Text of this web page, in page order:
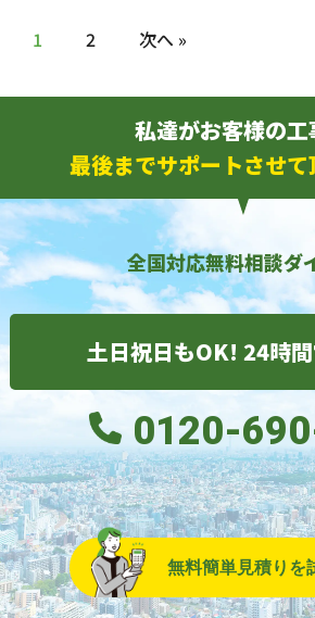
1 2 次へ »
私達がお客様の工
最後までサポートさせて
全国対応無料相談ダ
土日祝日もOK! 24時
0120-
無料簡単見積りを